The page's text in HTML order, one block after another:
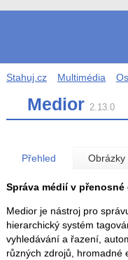
Stahuj.cz Multimédia
Medior 2.13.0
Přehled Obrázky
Správa médií v přenosné
Medior je nástroj pro
hierarchický systém
vyhledávání a řazení,
různých zdrojů, hromadné